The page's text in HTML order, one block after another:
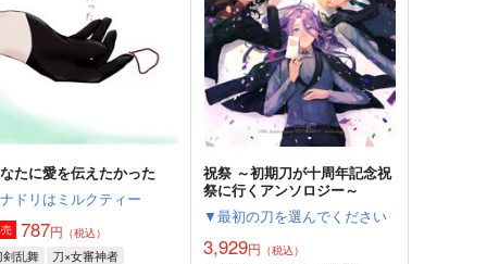
円（税込）
甚兵衛
サンプル 作品詳細
849円（税込）
シルヴァン×ベレス
サンプル 作品詳細
たに愛を伝えたかった
ドリはミルクティー
787円 （税込）
剣乱舞 刀×女審神者
祝祭 ～初期刀が十周年記念祝
祭に行くアンソロジー～
▼最初の刀を選んでください
3,929円 （税込）